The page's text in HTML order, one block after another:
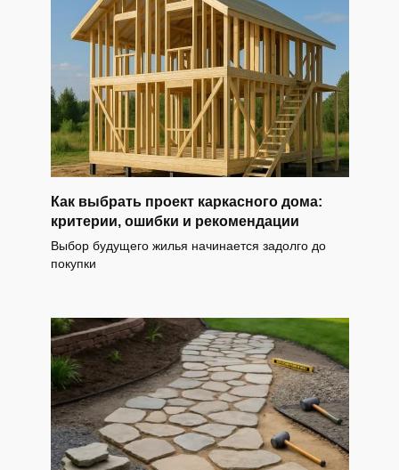
Как выбрать проект каркасного дома:
критерии, ошибки и рекомендации
Выбор будущего жилья начинается задолго до
покупки